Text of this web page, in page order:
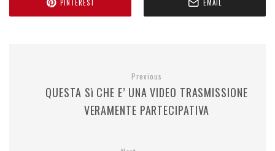
PINTEREST EMAIL
Previous
QUESTA Sì CHE E’ UNA VIDEO TRASMISSIONE
VERAMENTE PARTECIPATIVA